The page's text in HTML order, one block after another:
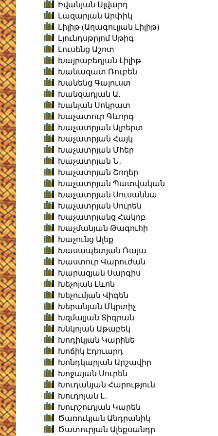
Իվանյան Ալվարդ
Լազարյան Արփիկ
Լիլիթ (Աղագուլյան Լիլիթ)
Լյունդսթրյոմ Սթիգ
Լուսենց Աշոտ
Խայրաբեդյան Լիլիթ
Խանազատ Ռուբեն
Խանենց Գալուստ
Խանզադյան Ա․
Խանյան Սոկրատ
Խաչատուր Գևորգ
Խաչատրյան Ալբերտ
Խաչատրյան Հայկ
Խաչատրյան Մհեր
Խաչատրյան Ն․
Խաչատրյան Շողեր
Խաչատրյան Պատվական
Խաչատրյան Սուսաննա
Խաչատրյան Սուրեն
Խաչատրյանց Հակոբ
Խաչմանյան Թագուհի
Խաչունց Ալեք
Խասապետյան Ռայա
Խաստուր Վարուժան
Խարազյան Սարգիս
Խեչոյան Լևոն
Խեչումյան Վիգեն
Խերանյան Մկրտիչ
Խզմալյան Տիգրան
Խնկոյան Աթաբեկ
Խոդիկյան Կարինե
Խոճիկ Էդուարդ
Խոնդկարյան Արշավիր
Խոջայան Սուրեն
Խուդանյան Հարություն
Խուդոյան Լ․
Խուրշուդյան Կարեն
Ծառուկյան Անդրանիկ
Ծատուրյան Ալեքսանդր